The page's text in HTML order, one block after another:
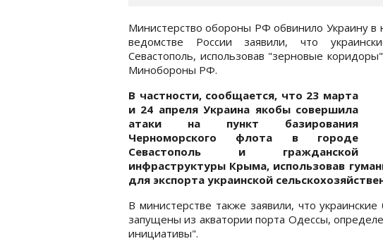
Министерство обороны РФ обвинило Украину в
ведомстве России заявили, что
Севастополь, использовав "зерновые
Минобороны РФ.
В частности, сообщается, что 23 марта
и 24 апреля Украина якобы совершила
атаки на пункт базирования
Черноморского флота в городе
Севастополь и гражданской
инфраструктуры Крыма, использовав
для экспорта украинской
В министерстве также заявили, что
запущены из акватории порта Одессы,
инициативы".